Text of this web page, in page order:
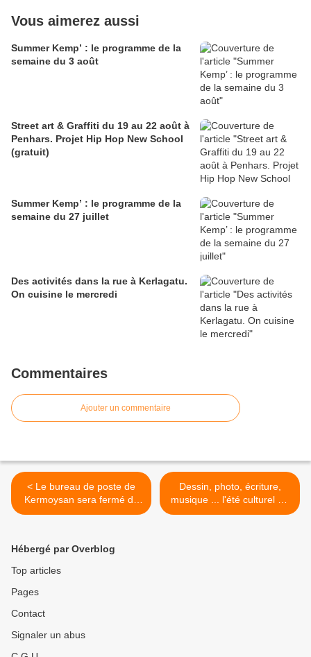
Vous aimerez aussi
Summer Kemp’ : le programme de la
semaine du 3 août
Street art & Graffiti du 19 au 22 août à
Penhars. Projet Hip Hop New School
(gratuit)
Summer Kemp’ : le programme de la
semaine du 27 juillet
Des activités dans la rue à Kerlagatu.
On cuisine le mercredi
Commentaires
Ajouter un commentaire
< Le bureau de poste de
Kermoysan sera fermé du
1er au 22 août
Dessin, photo, écriture,
musique ... l'été culturel de
la MPT de Penhars >
Hébergé par Overblog
Top articles
Pages
Contact
Signaler un abus